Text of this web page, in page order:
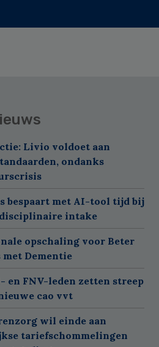
Livio voldoet aan
ondanks
bespaart met AI-tool tijd bij
intake
opschaling voor Beter
met Dementie
en FNV-leden zetten streep
cao vvt
wil einde aan
tariefschommelingen